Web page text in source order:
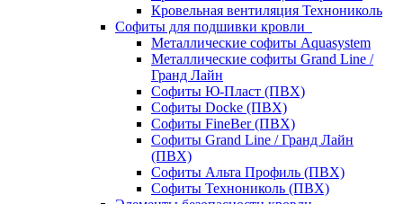
Кровельная вентиляция Технониколь
Cофиты для подшивки кровли
Металлические софиты Aquasystem
Металлические софиты Grand Line /
Гранд Лайн
Софиты Ю-Пласт (ПВХ)
Софиты Docke (ПВХ)
Софиты FineBer (ПВХ)
Софиты Grand Line / Гранд Лайн
(ПВХ)
Софиты Альта Профиль (ПВХ)
Софиты Технониколь (ПВХ)